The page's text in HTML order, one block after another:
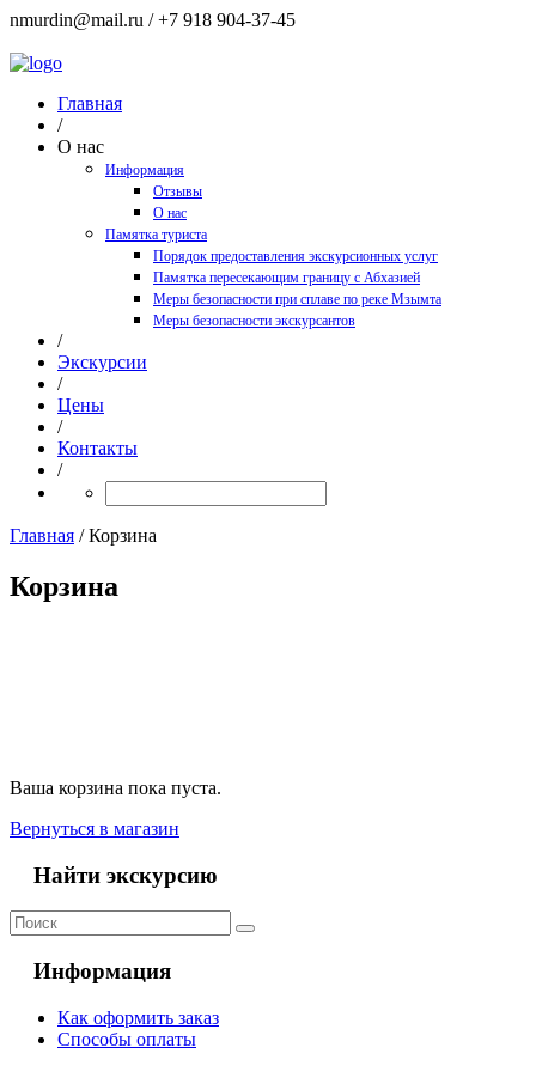
nmurdin@mail.ru / +7 918 904-37-45
Главная
/
О нас
Информация
Отзывы
О нас
Памятка туриста
Порядок предоставления экскурсионных услуг
Памятка пересекающим границу с Абхазией
Меры безопасности при сплаве по реке Мзымта
Меры безопасности экскурсантов
/
Экскурсии
/
Цены
/
Контакты
/
Главная /Корзина
Корзина
Ваша корзина пока пуста.
Вернуться в магазин
Найти экскурсию
Информация
Как оформить заказ
Способы оплаты